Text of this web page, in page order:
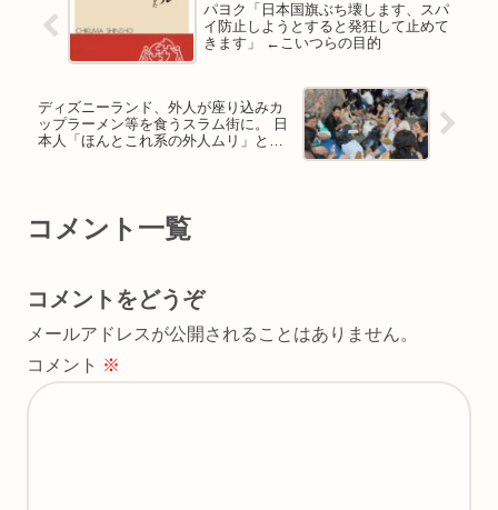
パヨク「日本国旗ぶち壊します、スパ
イ防止しようとすると発狂して止めて
きます」 ←こいつらの目的
ディズニーランド、外人が座り込みカ
ップラーメン等を食うスラム街に。 日
本人「ほんとこれ系の外人ムリ」との
コメント一覧
コメントをどうぞ
メールアドレスが公開されることはありません。
コメント ※